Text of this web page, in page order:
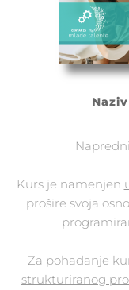
Kurs je namenjen
prošire svoja
Za pohađanje
strukturiranog